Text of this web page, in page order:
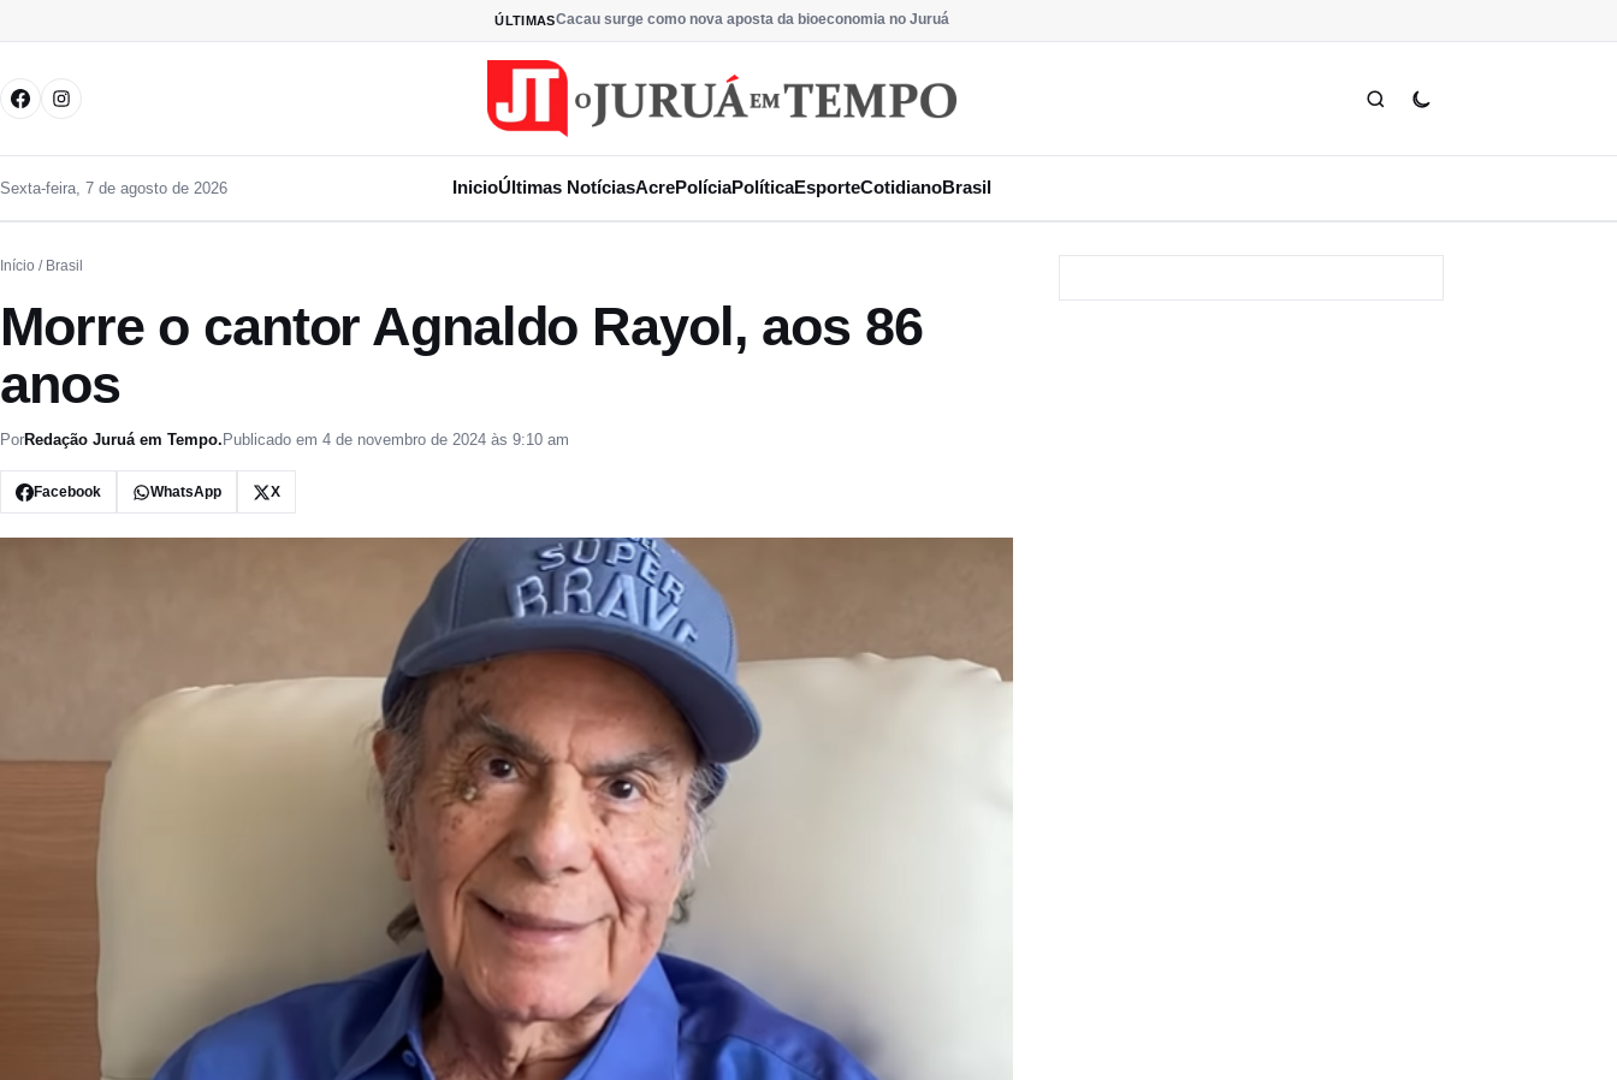
ÚLTIMASCacau surge como nova aposta da bioeconomia no Juruá
Sexta-feira, 7 de agosto de 2026 InicioÚltimas NotíciasAcrePolíciaPolíticaEsporteCotidianoBrasil
Início / Brasil
Morre o cantor Agnaldo Rayol, aos 86
anos
PorRedação Juruá em Tempo. Publicado em 4 de novembro de 2024 às 9:10 am
Facebook WhatsApp X